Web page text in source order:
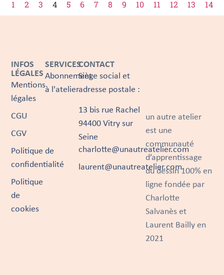
1 2 3 4 5 6 7 8 9 10 11 12 13 14
un autre atelier
est une
communauté
d’apprentissage
du dessin 100% en
ligne fondée par
Charlotte
Salvanès et
Laurent Bailly en
2021
SERVICES
Abonnement
à l'atelier
INFOS
LÉGALES
Mentions
légales
CGU
CGV
Politique de
confidentialité
Politique
de
cookies
CONTACT
Siège social et
adresse postale :
13 bis rue Rachel
94400 Vitry sur
Seine
charlotte@unautreatelier.com
laurent@unautreatelier.com